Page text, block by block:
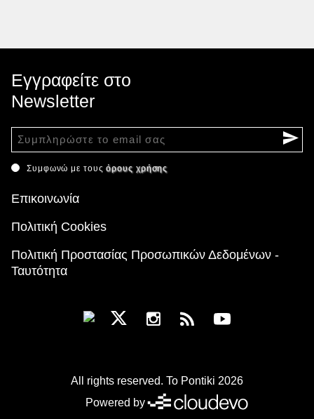
Εγγραφείτε στο
Newsletter
Συμφωνώ με τουςόρους χρήσης
Επικοινωνία
Πολιτική Cookies
Πολιτική Προστασίας Προσωπικών Δεδομένων -
Ταυτότητα
All rights reserved. To Pontiki 2026
Powered by